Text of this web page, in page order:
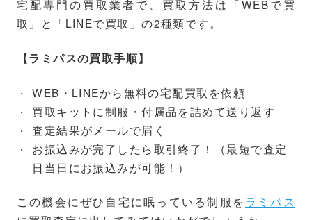
宅配専門の買取業者で、買取方法は「WEBで買
取」と「LINEで買取」の2種類です。
【ラミパスの買取手順】
WEB・LINEから無料の宅配買取を依頼
買取キットに制服・付属品を詰めて送り返す
査定結果がメールで届く
お振込みが完了したら取引終了！（最短で査定
日当日にお振込みが可能！）
この機会にぜひ自宅に眠っている制服をラミパス